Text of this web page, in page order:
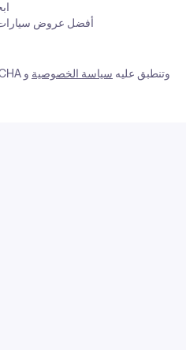
أفضل عروض سيارات
هذا الموقع محمي بموجب reCAPTCHA وتنطبق عليه سياسة الخصوصية و